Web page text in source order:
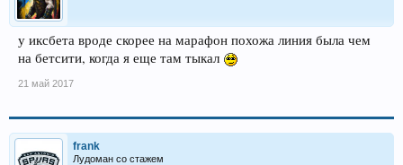
у иксбета вроде скорее на марафон похожа линия была чем
на бетсити, когда я еще там тыкал
21 май 2017
frank
Лудоман со стажем